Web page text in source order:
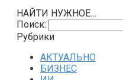
НАЙТИ НУЖНОЕ…
Поиск:
Рубрики
АКТУАЛЬНО
БИЗНЕС